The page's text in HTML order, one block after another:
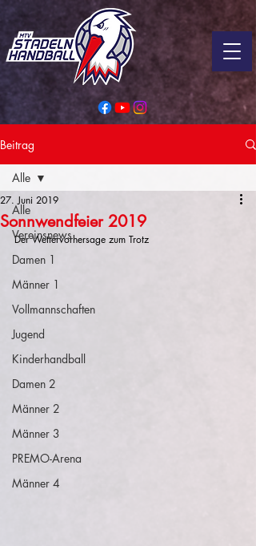
Beitrag
Alle
Vereinsnews
Damen 1
Männer 1
Vollmannschaften
Jugend
Kinderhandball
Damen 2
Männer 2
Männer 3
PREMO-Arena
Männer 4
Alle
Sonnwendfeier 2019
27. Juni 2019
Der Wettervorhersage zum Trotz